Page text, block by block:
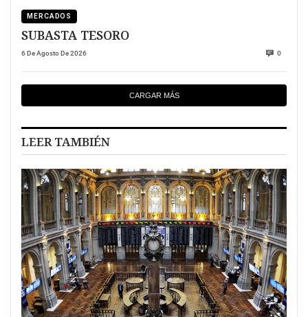
MERCADOS
SUBASTA TESORO
6 De Agosto De 2026 0
CARGAR MÁS
LEER TAMBIÉN